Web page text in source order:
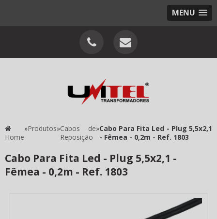
MENU
Home
»Produtos»Cabos de
Reposição
»Cabo Para Fita Led - Plug 5,5x2,1
- Fêmea - 0,2m - Ref. 1803
Cabo Para Fita Led - Plug 5,5x2,1 -
Fêmea - 0,2m - Ref. 1803